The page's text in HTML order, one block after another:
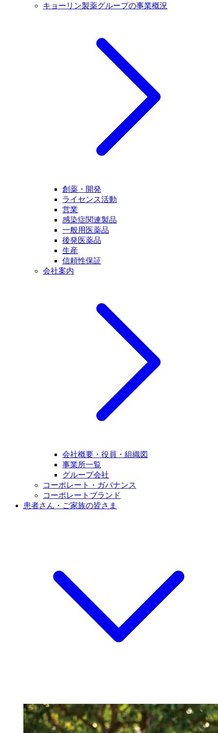
キョーリン製薬グループの事業概況
創薬・開発
ライセンス活動
営業
感染症関連製品
一般用医薬品
後発医薬品
生産
信頼性保証
会社案内
会社概要・役員・組織図
事業所一覧
グループ会社
コーポレート・ガバナンス
コーポレートブランド
患者さん・ご家族の皆さま